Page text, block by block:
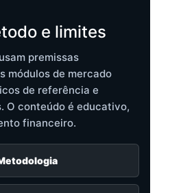
e limites
premissas
módulos de mercado
de referência e
O conteúdo é educativo,
financeiro.